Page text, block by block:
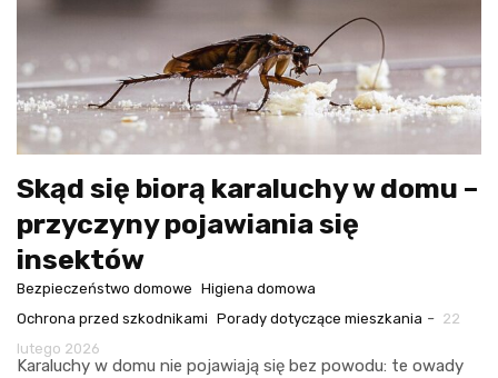
Skąd się biorą karaluchy w domu –
przyczyny pojawiania się
insektów
Bezpieczeństwo domowe Higiena domowa
Ochrona przed szkodnikami Porady dotyczące mieszkania - 22
lutego 2026
Karaluchy w domu nie pojawiają się bez powodu: te owady